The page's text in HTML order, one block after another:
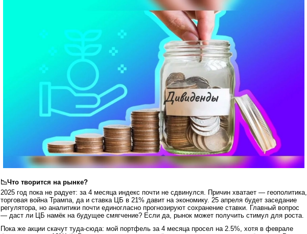
📉Что творится на рынке?
2025 год пока не радует: за 4 месяца индекс почти не сдвинулся. Причин хватает — геополитика,
торговая война Трампа, да и ставка ЦБ в 21% давит на экономику. 25 апреля будет заседание
регулятора, но аналитики почти единогласно прогнозируют сохранение ставки. Главный вопрос
— даст ли ЦБ намёк на будущее смягчение? Если да, рынок может получить стимул для роста.
Пока же акции скачут туда-сюда: мой портфель за 4 месяца просел на 2.5%, хотя в феврале